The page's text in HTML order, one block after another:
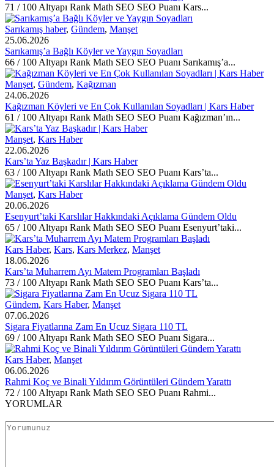
71 / 100 Altyapı Rank Math SEO SEO Puanı Kars...
Sarıkamış haber, Gündem, Manşet
25.06.2026
Sarıkamış’a Bağlı Köyler ve Yaygın Soyadları
66 / 100 Altyapı Rank Math SEO SEO Puanı Sarıkamış’a...
Manşet, Gündem, Kağızman
24.06.2026
Kağızman Köyleri ve En Çok Kullanılan Soyadları | Kars Haber
61 / 100 Altyapı Rank Math SEO SEO Puanı Kağızman’ın...
Manşet, Kars Haber
22.06.2026
Kars’ta Yaz Başkadır | Kars Haber
63 / 100 Altyapı Rank Math SEO SEO Puanı Kars’ta...
Manşet, Kars Haber
20.06.2026
Esenyurt’taki Karslılar Hakkındaki Açıklama Gündem Oldu
65 / 100 Altyapı Rank Math SEO SEO Puanı Esenyurt’taki...
Kars Haber, Kars, Kars Merkez, Manşet
18.06.2026
Kars’ta Muharrem Ayı Matem Programları Başladı
73 / 100 Altyapı Rank Math SEO SEO Puanı Kars’ta...
Gündem, Kars Haber, Manşet
07.06.2026
Sigara Fiyatlarına Zam En Ucuz Sigara 110 TL
69 / 100 Altyapı Rank Math SEO SEO Puanı Sigara...
Kars Haber, Manşet
06.06.2026
Rahmi Koç ve Binali Yıldırım Görüntüleri Gündem Yarattı
72 / 100 Altyapı Rank Math SEO SEO Puanı Rahmi...
YORUMLAR